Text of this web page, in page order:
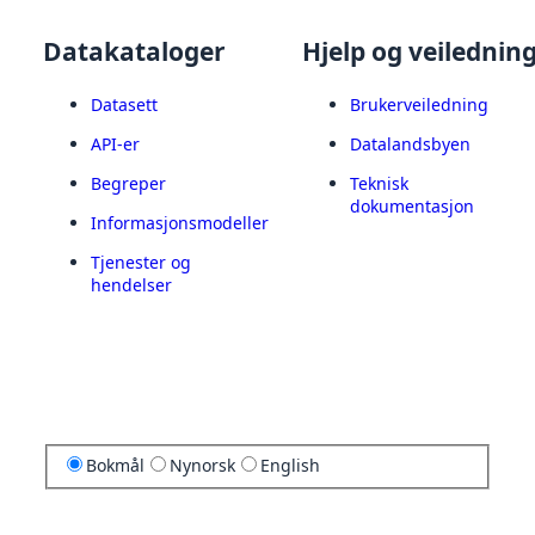
Datakataloger
Datasett
API-er
Begreper
Informasjonsmodeller
Tjenester og
hendelser
Hjelp og
Brukerveiledning
Datalandsbyen
Teknisk
dokumentasjon
Bokmål Nynorsk English